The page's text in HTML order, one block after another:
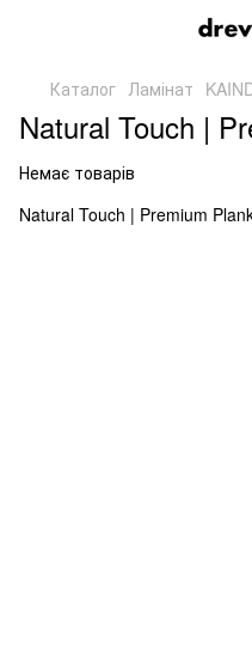
Каталог Ламінат
Natural Touch |
Немає товарів
Natural Touch | Premium